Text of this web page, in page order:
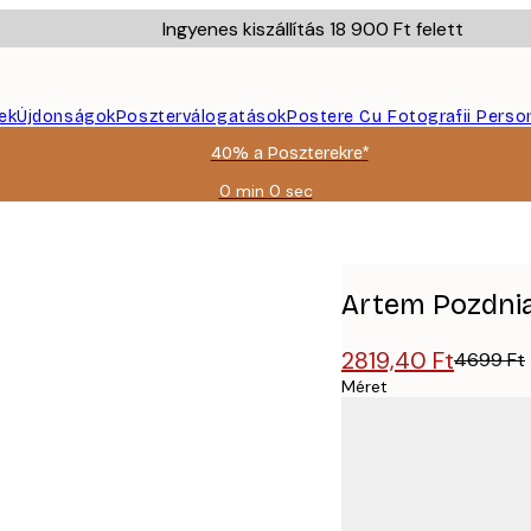
Ingyenes kiszállítás 18 900 Ft felett
ÚjdonságokPoszterválogatásokPostere Cu Fotografii
40% a Poszterekre*
0 min 0 sec
Érvényes:
Poszter
Artem
2819,40 Ft4699 Ft
Méret